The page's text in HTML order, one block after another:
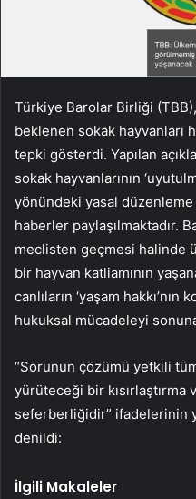
Türkiye Barolar Birliği
beklenen sokak hayvanları
tepki gösterdi. Yapılan
sokak hayvanlarının
yönündeki yasal
haberler paylaşılmaktadır.
meclisten geçmesi halinde
bir hayvan katliamının
canlıların ‘yaşam hakkı’nın
hukuksal mücadeleyi
“Sorunun çözümü yetkili
yürüteceği bir kısırlaştırma
seferberliğidir” ifadelerinin
denildi:
İlgili Makaleler